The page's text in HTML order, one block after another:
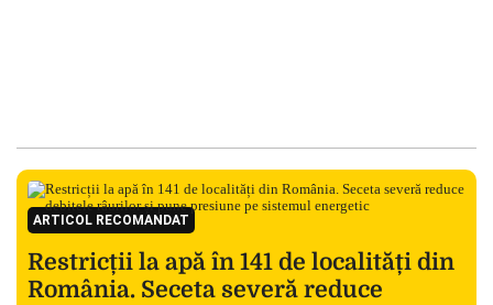
ARTICOL RECOMANDAT
Restricții la apă în 141 de localități din
România. Seceta severă reduce